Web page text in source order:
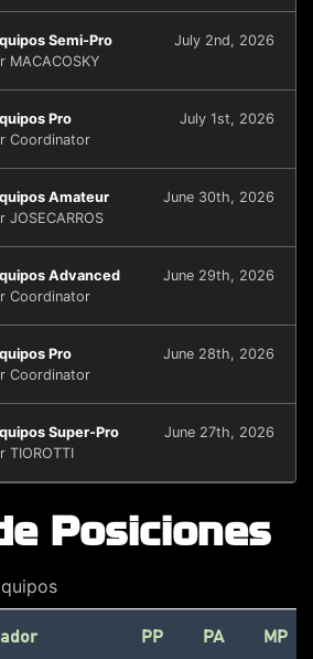
Semi-Pro
July 2nd, 2026
MACACOSKY
Pro
July 1st, 2026
Coordinator
Amateur
June 30th, 2026
Advanced
June 29th, 2026
Coordinator
Pro
June 28th, 2026
Coordinator
Super-Pro
June 27th, 2026
TIOROTTI
Posiciones
PP PA MP